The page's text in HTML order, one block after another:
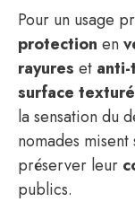
Pour un usage
protection en
rayures et
surface
la sensation du
nomades
préserver leur
publics.